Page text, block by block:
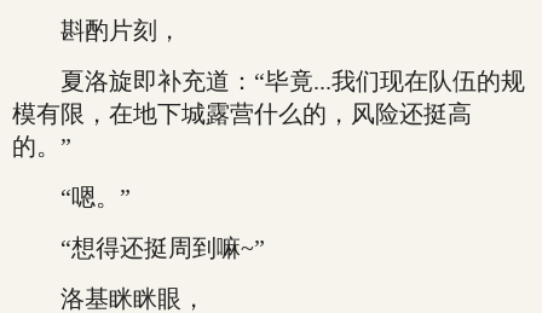
斟酌片刻，
夏洛旋即补充道：“毕竟...我们现在队伍的规
模有限，在地下城露营什么的，风险还挺高
的。”
“嗯。”
“想得还挺周到嘛~”
洛基眯眯眼，